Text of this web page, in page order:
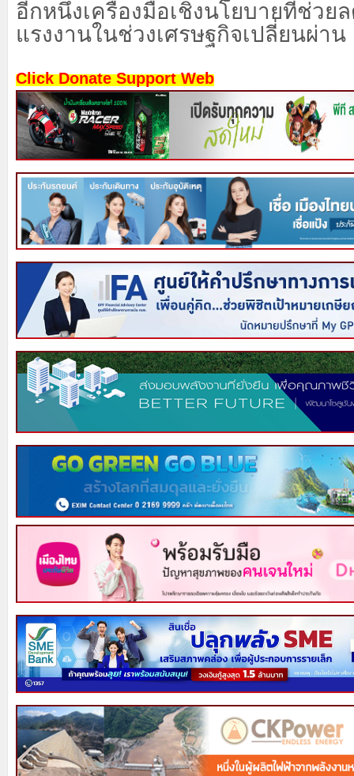
อีกหนึ่งเครื่องมือเชิงนโยบายที่ช่วย
แรงงานในช่วงเศรษฐกิจเปลี่ยนผ่าน
Click Donate Support Web